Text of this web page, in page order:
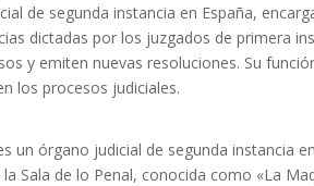
de segunda instancia en España,
dictadas por los juzgados de primera
y emiten nuevas resoluciones. Su
los procesos judiciales.
un órgano judicial de segunda instancia
Sala de lo Penal, conocida como «La